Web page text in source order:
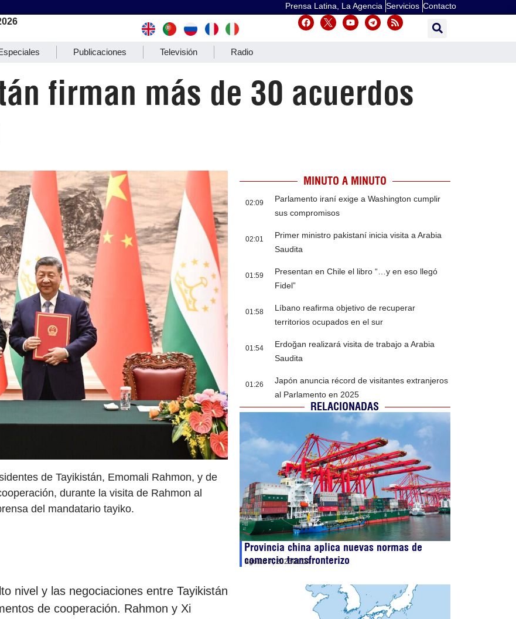
Prensa Latina, La Agencia Servicios Contacto
Publicaciones Televisión Radio
firman más de 30 acuerdos
de Tayikistán, Emomali Rahmon, y de
durante la visita de Rahmon al
del mandatario tayiko.
nivel y las negociaciones entre Tayikistán
de cooperación. Rahmon y Xi
MINUTO A MINUTO
02:09
Parlamento iraní exige a Washington cumplir
sus compromisos
02:01
Primer ministro pakistaní inicia visita a Arabia
Saudita
01:59
Presentan en Chile el libro “…y en eso llegó
Fidel”
01:58
Líbano reafirma objetivo de recuperar
territorios ocupados en el sur
01:54
Erdoğan realizará visita de trabajo a Arabia
Saudita
01:26
Japón anuncia récord de visitantes extranjeros
al Parlamento en 2025
RELACIONADAS
Provincia china aplica nuevas normas de
comercio transfronterizo
agosto 7, 202601:04